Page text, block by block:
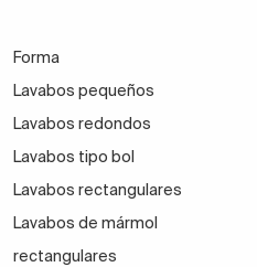
Forma
Lavabos pequeños
Lavabos redondos
Lavabos tipo bol
Lavabos rectangulares
Lavabos de mármol
rectangulares